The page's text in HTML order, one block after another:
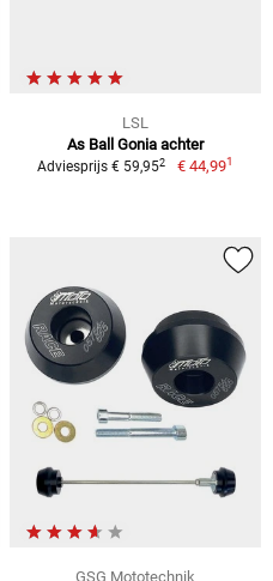
LSL
As Ball Gonia achter
Adviesprijs € 59,952 € 44,991
GSG Mototechnik